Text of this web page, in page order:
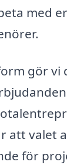
med
gör vi
att valet
för